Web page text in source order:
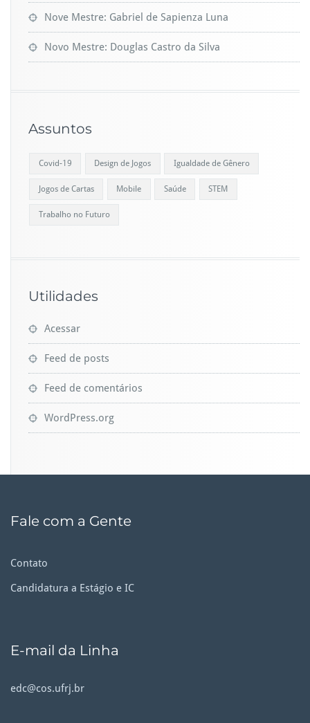
Nove Mestre: Gabriel de Sapienza Luna
Novo Mestre: Douglas Castro da Silva
Assuntos
Covid-19 Design de Jogos Igualdade de Gênero
Jogos de Cartas Mobile Saúde STEM
Trabalho no Futuro
Utilidades
Acessar
Feed de posts
Feed de comentários
WordPress.org
Fale com a Gente
Contato
Candidatura a Estágio e IC
E-mail da Linha
edc@cos.ufrj.br